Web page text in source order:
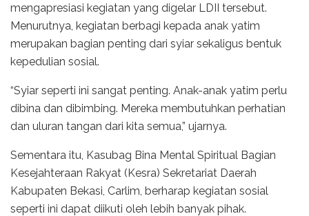
mengapresiasi kegiatan yang digelar LDII tersebut.
Menurutnya, kegiatan berbagi kepada anak yatim
merupakan bagian penting dari syiar sekaligus bentuk
kepedulian sosial.
“Syiar seperti ini sangat penting. Anak-anak yatim perlu
dibina dan dibimbing. Mereka membutuhkan perhatian
dan uluran tangan dari kita semua,” ujarnya.
Sementara itu, Kasubag Bina Mental Spiritual Bagian
Kesejahteraan Rakyat (Kesra) Sekretariat Daerah
Kabupaten Bekasi, Carlim, berharap kegiatan sosial
seperti ini dapat diikuti oleh lebih banyak pihak.